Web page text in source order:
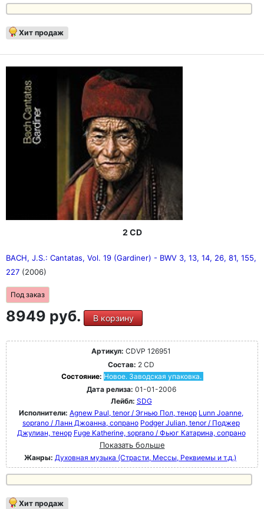
Хит продаж
2 CD
BACH, J.S.: Cantatas, Vol. 19 (Gardiner) - BWV 3, 13, 14, 26, 81, 155,
227 (2006)
Под заказ
8949 руб. В корзину
Артикул: CDVP 126951
Состав: 2 CD
Состояние: Новое. Заводская упаковка.
Дата релиза: 01-01-2006
Лейбл: SDG
Исполнители: Agnew Paul, tenor / Эгнью Пол, тенор Lunn Joanne,
soprano / Ланн Джоанна, сопрано Podger Julian, tenor / Поджер
Джулиан, тенор Fuge Katherine, soprano / Фьюг Катарина, сопрано
Показать больше
Жанры: Духовная музыка (Страсти, Мессы, Реквиемы и т.д.)
Хит продаж